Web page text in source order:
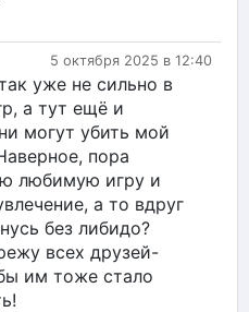
5 октября 2025 в 12:40
уже не сильно в
а тут ещё и
могут убить мой
пора
любимую игру и
а то вдруг
без либидо?
всех друзей-
им тоже стало